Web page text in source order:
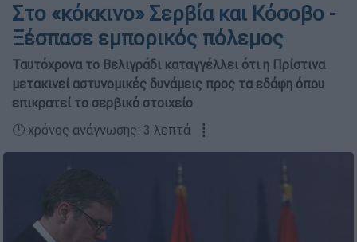
Στο «κόκκινο» Σερβία και Κόσοβο -
Ξέσπασε εμπορικός πόλεμος
Ταυτόχρονα το Βελιγράδι καταγγέλλει ότι η Πρίστινα
μετακινεί αστυνομικές δυνάμεις προς τα εδάφη όπου
επικρατεί το σερβικό στοιχείο
🕛 χρόνος ανάγνωσης: 3 λεπτά ┋